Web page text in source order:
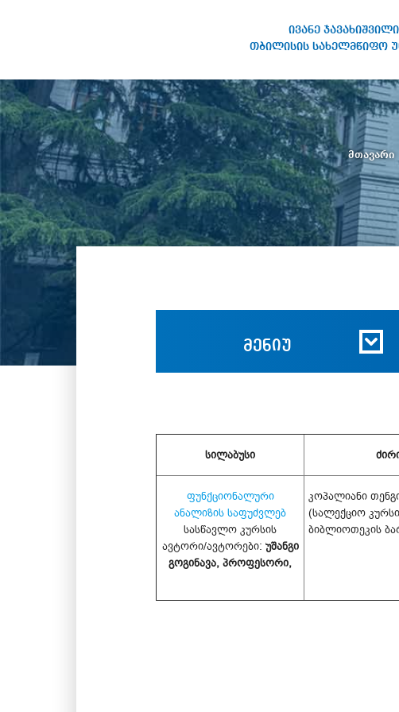
ივანე
თბილისის სახელმწიფო
სახელობის თბილისის
სახელმწიფო უნივერსიტეტი
მთავარი
მენიუ
სილაბუსი
ფუნქციონალური
ანალიზის საფუძვლებ
სასწავლო კურსის
ავტორი/ავტორები: უშანგი
გოგინავა, პროფესორი,
კოპალიანი
(სალექციო
ბიბლიოთეკის